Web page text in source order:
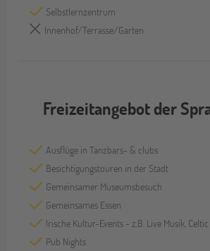
Selbstlernzentrum
Innenhof/Terrasse/Garten
Freizeitangebot der
Ausflüge in Tanzbars- & clubs
Besichtigungstouren in der Stadt
Gemeinsamer Museumsbesuch
Gemeinsames Essen
Irische Kultur-Events - z.B. Live Musik,
Pub Nights